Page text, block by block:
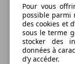
Carburant
137 g/km
Pour vous
possible parmi
des cookies et
sous le terme
stocker des
données à
d’y accéder.